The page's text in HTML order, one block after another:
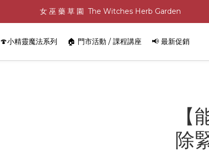
女 巫 藥 草 園  The Witches Herb Garden
🍄小精靈魔法系列 🏠 門市活動 / 課程講座 📢 最新促銷
除